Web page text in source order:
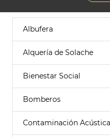
Albufera
Alquería de Solache
Bienestar Social
Bomberos
Contaminación Acústica